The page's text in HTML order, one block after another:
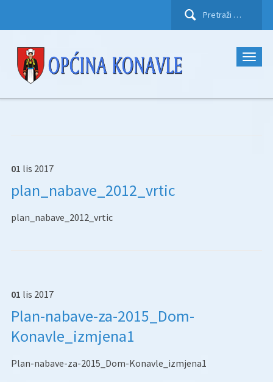
Pretraži:
01 lis 2017
plan_nabave_2012_vrtic
plan_nabave_2012_vrtic
01 lis 2017
Plan-nabave-za-2015_Dom-
Konavle_izmjena1
Plan-nabave-za-2015_Dom-Konavle_izmjena1